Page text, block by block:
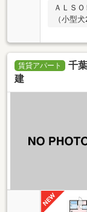
ＡＬＳ
（小型
賃貸アパート
千
建